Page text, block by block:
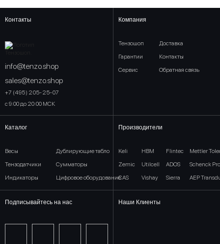
Контакты
info@tenzo.shop
sales@tenzo.shop
+7 (495) 205-25-07
с 9:00 до 20:00 МСК
Подписывайтесь на нас
Компания
Тензошоп
Гарантии
Сервис
Доставка
Контакты
Обратная связь
Каталог
Весы
Тензодатчики
Индикаторы
Дублирующие табло
Сумматоры
Цифровое оборудование
Производители
Keli
Zemic
CAS
HBM
Utilcell
Vishay
Flintec
ADOS
Sierra
Mettler
Schenck
AEP
Наши Клиенты